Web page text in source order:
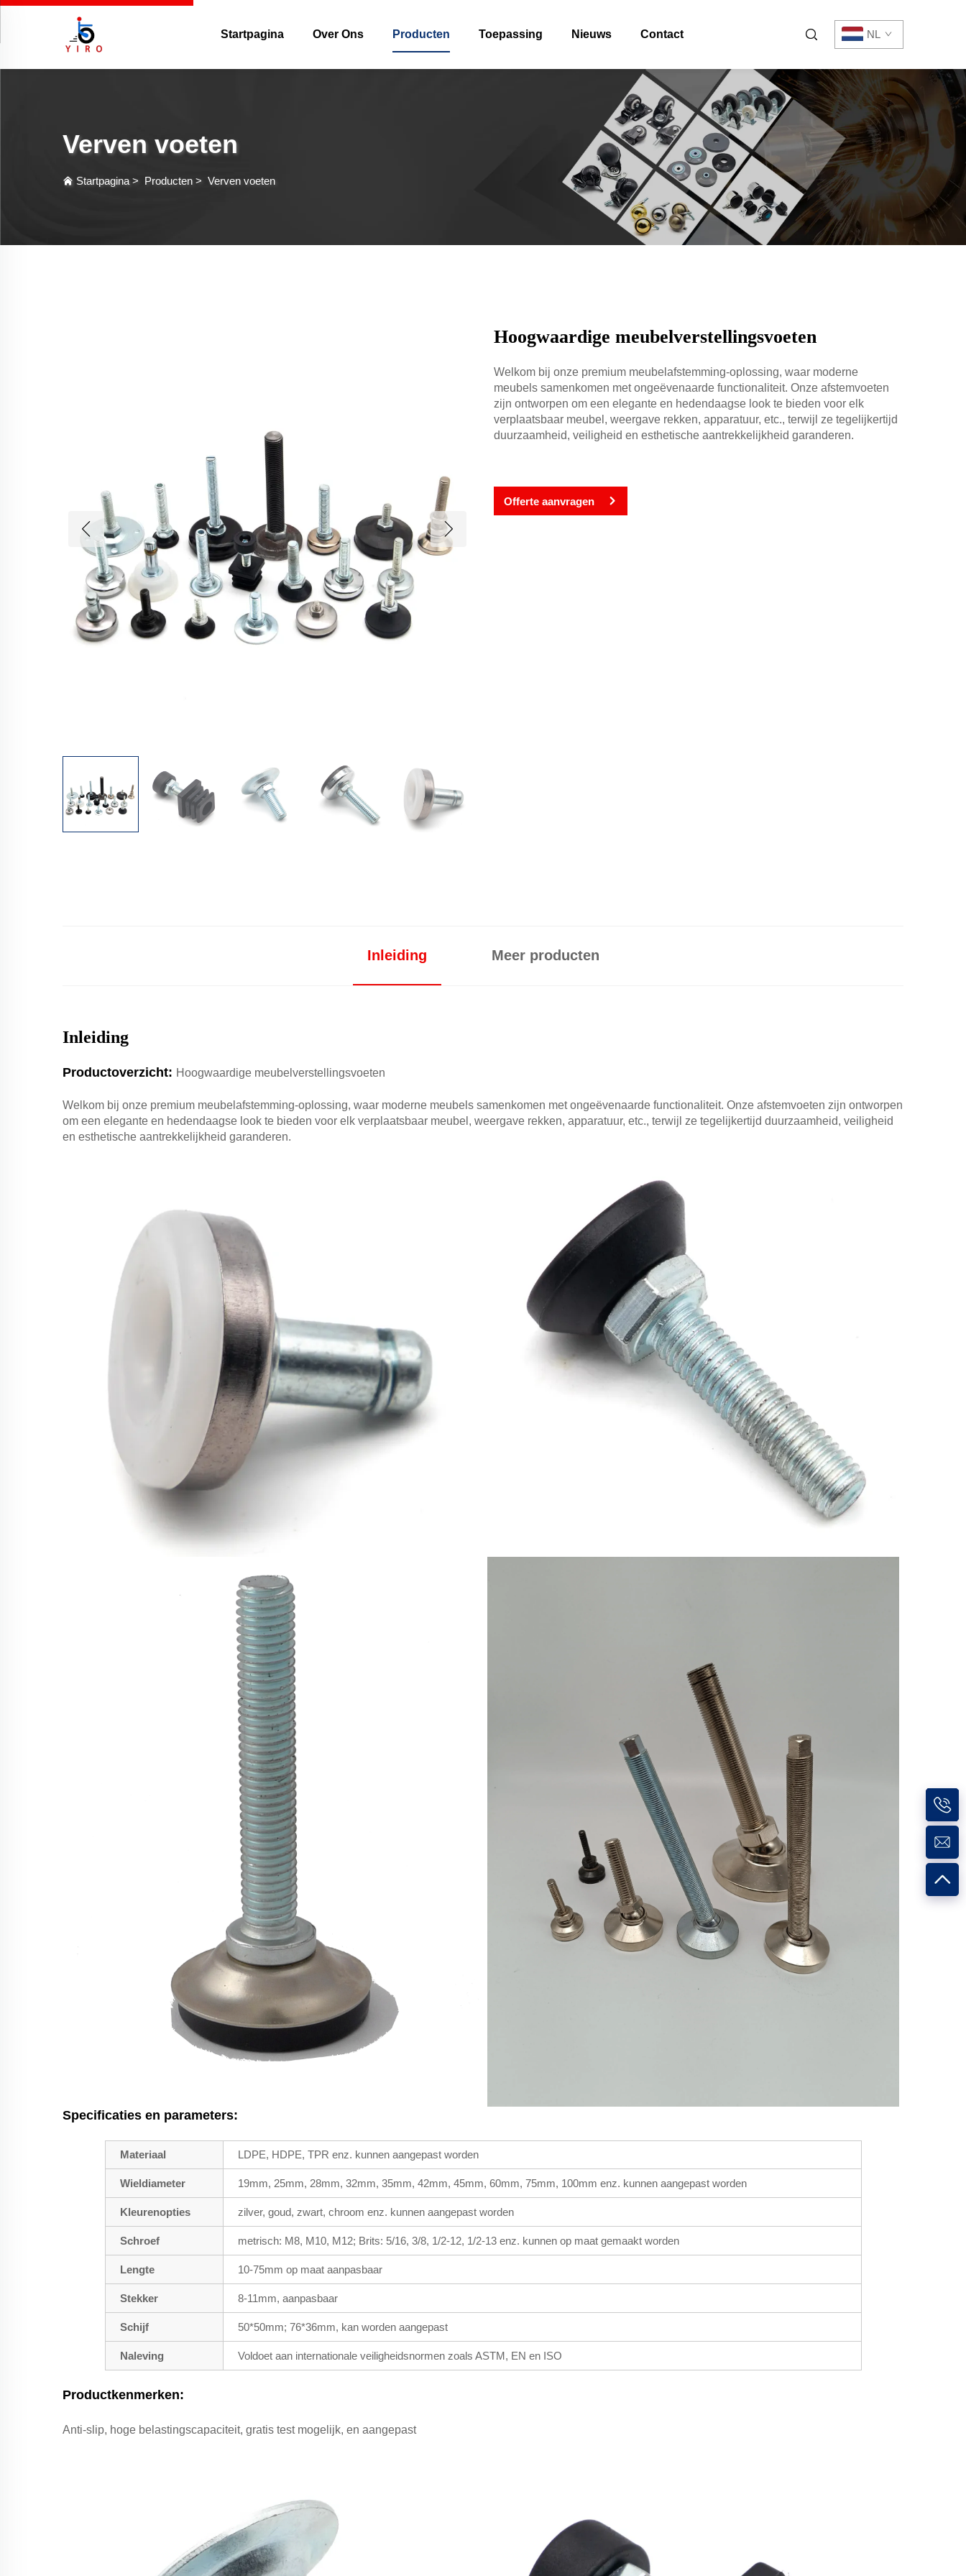
Startpagina Over Ons Producten Toepassing Nieuws Contact NL
Verven voeten
Startpagina > Producten > Verven voeten
Hoogwaardige meubelverstellingsvoeten
Welkom bij onze premium meubelafstemming-oplossing, waar moderne
meubels samenkomen met ongeëvenaarde functionaliteit. Onze afstemvoeten
zijn ontworpen om een elegante en hedendaagse look te bieden voor elk
verplaatsbaar meubel, weergave rekken, apparatuur, etc., terwijl ze tegelijkertijd
duurzaamheid, veiligheid en esthetische aantrekkelijkheid garanderen.
Offerte aanvragen
Inleiding Meer producten
Inleiding
Productoverzicht: Hoogwaardige meubelverstellingsvoeten
Welkom bij onze premium meubelafstemming-oplossing, waar moderne meubels samenkomen met ongeëvenaarde functionaliteit. Onze afstemvoeten zijn ontworpen
om een elegante en hedendaagse look te bieden voor elk verplaatsbaar meubel, weergave rekken, apparatuur, etc., terwijl ze tegelijkertijd duurzaamheid, veiligheid
en esthetische aantrekkelijkheid garanderen.
Specificaties en parameters:
Materiaal LDPE, HDPE, TPR enz. kunnen aangepast worden
Wieldiameter 19mm, 25mm, 28mm, 32mm, 35mm, 42mm, 45mm, 60mm, 75mm, 100mm enz. kunnen aangepast worden
Kleurenopties zilver, goud, zwart, chroom enz. kunnen aangepast worden
Schroef metrisch: M8, M10, M12; Brits: 5/16, 3/8, 1/2-12, 1/2-13 enz. kunnen op maat gemaakt worden
Lengte 10-75mm op maat aanpasbaar
Stekker 8-11mm, aanpasbaar
Schijf 50*50mm; 76*36mm, kan worden aangepast
Naleving Voldoet aan internationale veiligheidsnormen zoals ASTM, EN en ISO
Productkenmerken:
Anti-slip, hoge belastingscapaciteit, gratis test mogelijk, en aangepast